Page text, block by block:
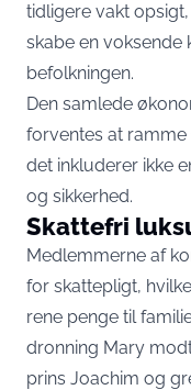
tidligere vakt
skabe en
befolkningen.
Den samlede
forventes at ramme
det inkluderer ikke
og sikkerhed.
Skattefri
Medlemmerne af
for skattepligt,
rene penge til
dronning Mary
prins Joachim og